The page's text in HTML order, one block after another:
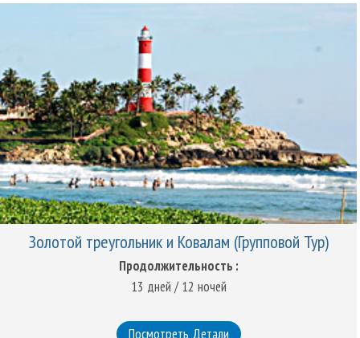
Золотой треугольник и Ковалам (Групповой Тур)
Продолжительность :
13 дней / 12 ночей
Посмотреть Детали